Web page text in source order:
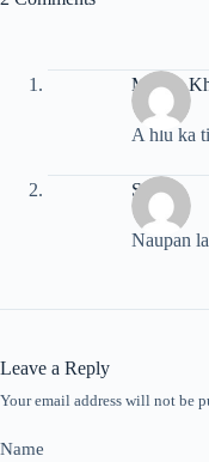
Mawia
A hlu ka
Siami
Naupan
Leave a Reply
Your email address will not be
Name